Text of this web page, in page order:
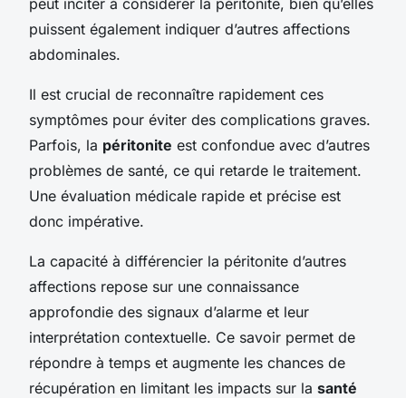
puissent également indiquer d’autres affections
abdominales.
Il est crucial de reconnaître rapidement ces
symptômes pour éviter des complications graves.
Parfois, la péritonite est confondue avec d’autres
problèmes de santé, ce qui retarde le traitement.
Une évaluation médicale rapide et précise est
donc impérative.
La capacité à différencier la péritonite d’autres
affections repose sur une connaissance
approfondie des signaux d’alarme et leur
interprétation contextuelle. Ce savoir permet de
répondre à temps et augmente les chances de
récupération en limitant les impacts sur la santé